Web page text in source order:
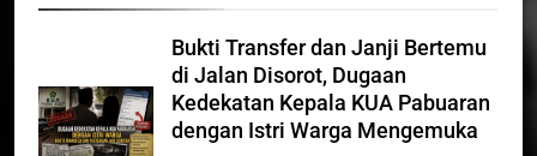
Bukti Transfer dan Janji Bertemu
di Jalan Disorot, Dugaan
Kedekatan Kepala KUA Pabuaran
dengan Istri Warga Mengemuka